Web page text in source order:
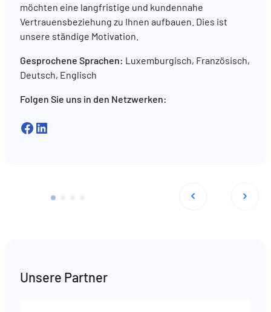
möchten eine langfristige und kundennahe
Vertrauensbeziehung zu Ihnen aufbauen. Dies ist
unsere ständige Motivation.
Gesprochene Sprachen: Luxemburgisch, Französisch,
Deutsch, Englisch
Folgen Sie uns in den Netzwerken:
Facebook
LinkedIn
Unsere Partner